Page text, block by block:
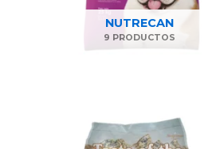
NUTRECAN
9 PRODUCTOS